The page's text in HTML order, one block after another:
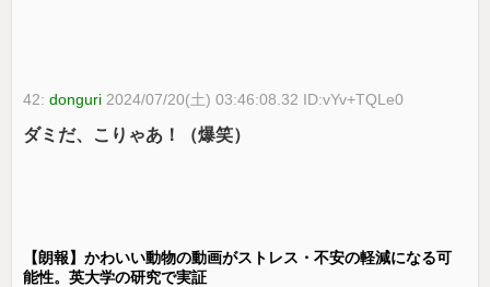
42:donguri 2024/07/20(土) 03:46:08.32 ID:vYv+TQLe0
ダミだ、こりゃあ！（爆笑）
【朗報】かわいい動物の動画がストレス・不安の軽減になる可
能性。英大学の研究で実証